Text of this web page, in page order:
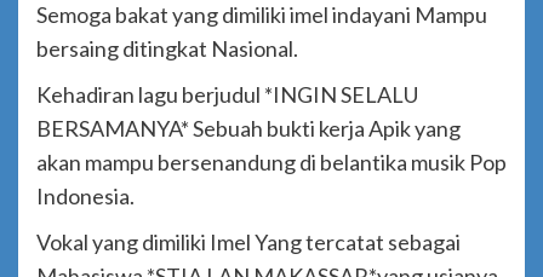
Semoga bakat yang dimiliki imel indayani Mampu
bersaing ditingkat Nasional.
Kehadiran lagu berjudul *INGIN SELALU
BERSAMANYA* Sebuah bukti kerja Apik yang
akan mampu bersenandung di belantika musik Pop
Indonesia.
Vokal yang dimiliki Imel Yang tercatat sebagai